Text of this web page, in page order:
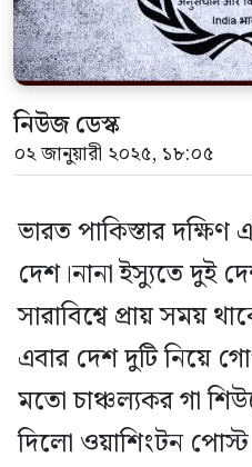
নিউজ ডেস্ক
০২ জানুয়ারী ২০২৫, ১৮:০৫
ভারত পাকিস্তার দক্ষিণ
দেশ।নানা ইস্যুতে দুই
সারাবিশ্বে প্রায় সময়
এবার দেশ দুটি নিয়ে
মতো চাঞ্চল্যকর গা
দিলো ওয়াশিংটন